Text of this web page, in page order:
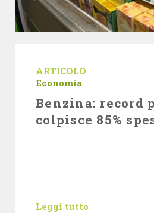
ARTICOLO
Economia
Benzina: record
colpisce 85%
Leggi tutto